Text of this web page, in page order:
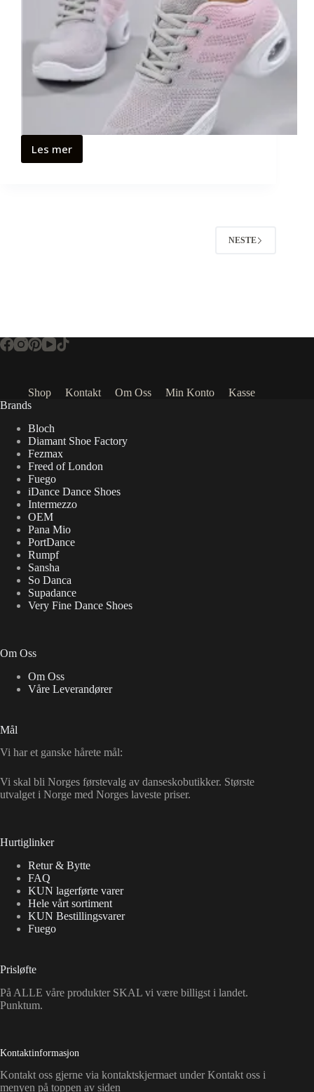
Les mer
NESTE
Shop Kontakt Om Oss Min Konto
Kasse
Brands
Bloch
Diamant Shoe Factory
Fezmax
Freed of London
Fuego
iDance Dance Shoes
Intermezzo
OEM
Pana Mio
PortDance
Rumpf
Sansha
So Danca
Supadance
Very Fine Dance Shoes
Om Oss
Om Oss
Våre Leverandører
Mål
Vi har et ganske hårete mål:
Vi skal bli Norges førstevalg av danseskobutikker. Største
utvalget i Norge med Norges laveste priser.
Hurtiglinker
Retur & Bytte
FAQ
KUN lagerførte varer
Hele vårt sortiment
KUN Bestillingsvarer
Fuego
Prisløfte
På ALLE våre produkter SKAL vi være billigst i landet.
Punktum.
Kontaktinformasjon
Kontakt oss gjerne via kontaktskjermaet under Kontakt oss i
menyen på toppen av siden